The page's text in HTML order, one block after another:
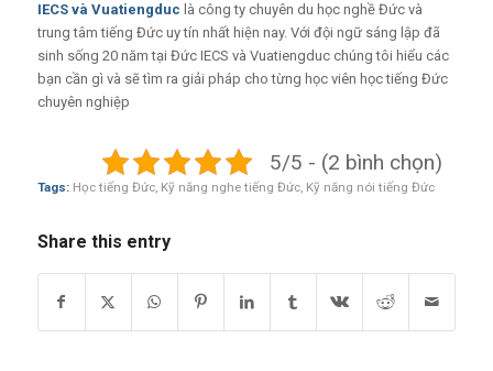
IECSvà Vuatiengduc là công ty chuyên du học nghề Đức và
trung tâm tiếng Đức uy tín nhất hiện nay. Với đội ngữ sáng lập đã
sinh sống 20 năm tại Đức IECS và Vuatiengduc chúng tôi hiểu các
bạn cần gì và sẽ tìm ra giải pháp cho từng học viên học tiếng Đức
chuyên nghiệp
5/5 - (2 bình chọn)
Tags: Học tiếng Đức, Kỹ năng nghe tiếng Đức, Kỹ năng nói tiếng Đức
Share this entry